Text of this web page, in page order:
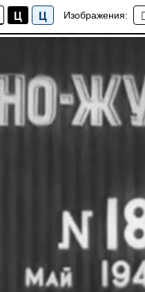
Ц Ц Изображения:
года Ленинградской